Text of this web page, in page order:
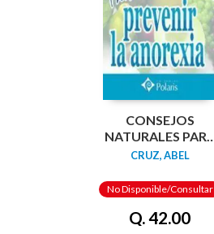
CONSEJOS
NATURALES PARA
PREVENIR LA
POLARIS
CRUZ, ABEL
No Disponible/Consultar
Q. 42.00